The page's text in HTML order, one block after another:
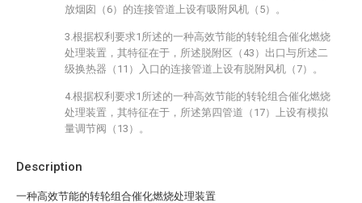
Description
一种高效节能的转轮组合催化燃烧处理装置
放烟囱（6）的连接管道上设有吸附风机（5）。
3.根据权利要求1所述的一种高效节能的转轮组合催化燃烧
处理装置，其特征在于，所述脱附区（43）出口与所述二
级换热器（11）入口的连接管道上设有脱附风机（7）。
4.根据权利要求1所述的一种高效节能的转轮组合催化燃烧
处理装置，其特征在于，所述第四管道（17）上设有模拟
量调节阀（13）。